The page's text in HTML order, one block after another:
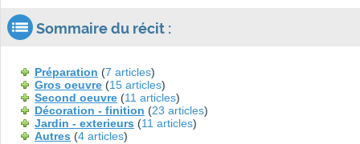
Sommaire du récit :
Préparation (7 articles)
Gros oeuvre (15 articles)
Second oeuvre (11 articles)
Décoration - finition (23 articles)
Jardin - exterieurs (11 articles)
Autres (4 articles)